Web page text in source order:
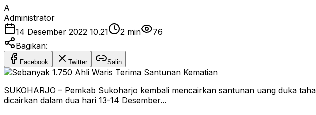
A
Administrator
14 Desember 2022 10.21
2 min
76
Bagikan:
Facebook Twitter Salin
SUKOHARJO – Pemkab Sukoharjo kembali mencairkan santunan uang duka
dicairkan dalam dua hari 13-14 Desember...